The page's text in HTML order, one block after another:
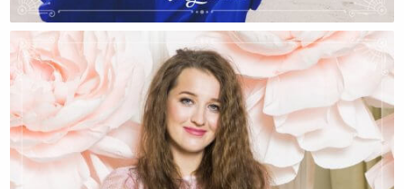
Двадцать Лет Назад И Сейчас